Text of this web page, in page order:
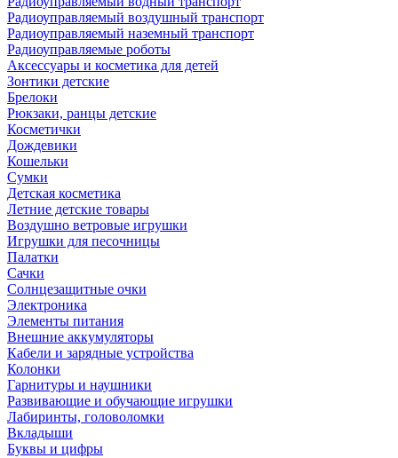
Радиоуправляемый воздушный транспорт
Радиоуправляемый наземный транспорт
Радиоуправляемые роботы
Аксессуары и косметика для детей
Зонтики детские
Брелоки
Рюкзаки, ранцы детские
Косметички
Дождевики
Кошельки
Сумки
Детская косметика
Летние детские товары
Воздушно ветровые игрушки
Игрушки для песочницы
Палатки
Сачки
Солнцезащитные очки
Электроника
Элементы питания
Внешние аккумуляторы
Кабели и зарядные устройства
Колонки
Гарнитуры и наушники
Развивающие и обучающие игрушки
Лабиринты, головоломки
Вкладыши
Буквы и цифры